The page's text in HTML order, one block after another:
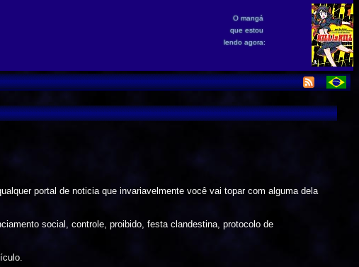
O mangá
que estou
lendo agora:
portal de noticia que invariavelmente você vai topar com alguma dela
social, controle, proibido, festa clandestina, protocolo de